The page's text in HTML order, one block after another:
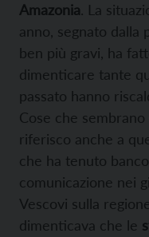
Amazonia. La
anno, segnato dalla
ben più gravi, ha
dimenticare tante
passato hanno
Cose che
riferisco anche a
che ha tenuto
comunicazione nei
Vescovi sulla
dimenticava che le